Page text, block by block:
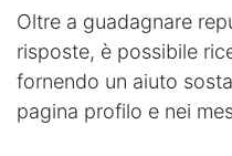
Oltre a guadagnare
risposte, è possibile
fornendo un aiuto
pagina profilo e nei